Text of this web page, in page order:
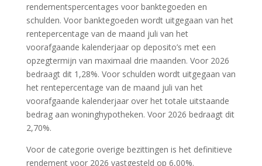
rendementspercentages voor banktegoeden en
schulden. Voor banktegoeden wordt uitgegaan van het
rentepercentage van de maand juli van het
voorafgaande kalenderjaar op deposito’s met een
opzegtermijn van maximaal drie maanden. Voor 2026
bedraagt dit 1,28%. Voor schulden wordt uitgegaan van
het rentepercentage van de maand juli van het
voorafgaande kalenderjaar over het totale uitstaande
bedrag aan woninghypotheken. Voor 2026 bedraagt dit
2,70%.
Voor de categorie overige bezittingen is het definitieve
rendement voor 2026 vastgesteld op 6,00%.